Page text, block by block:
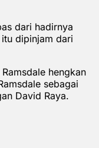
dari hadirnya
dipinjam dari
hengkan
sebagai
David Raya.